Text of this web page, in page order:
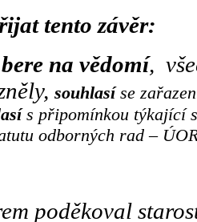
tento závěr:
bere na vědomí,
souhlasíse
s připomínkou týkající
odborných rad –
poděkoval